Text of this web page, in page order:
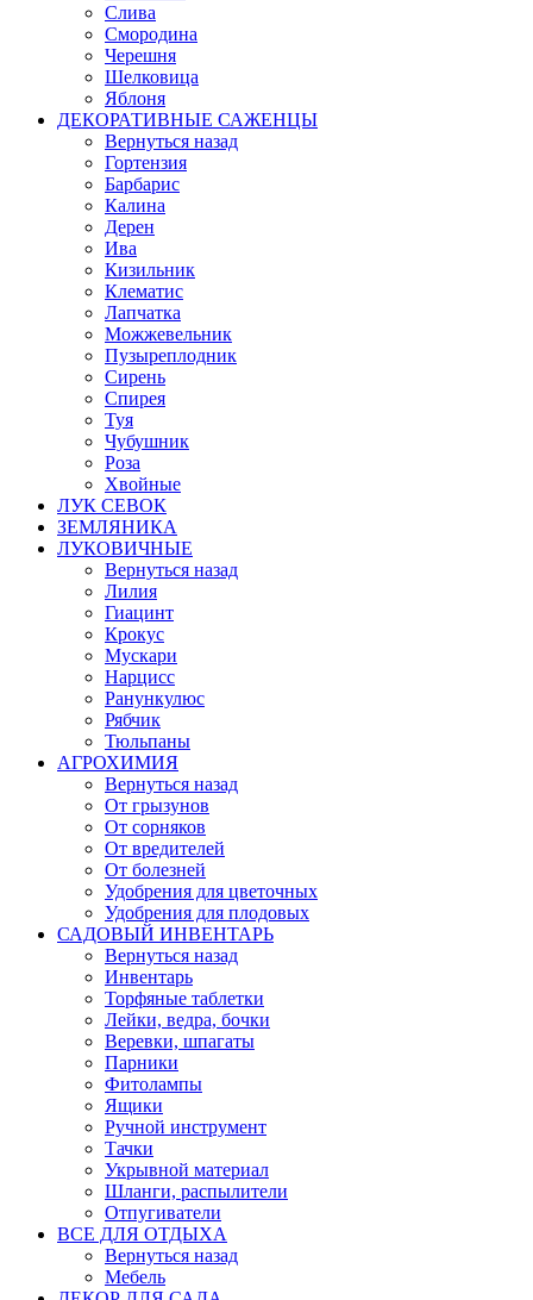
Слива
Смородина
Черешня
Шелковица
Яблоня
ДЕКОРАТИВНЫЕ САЖЕНЦЫ
Вернуться назад
Гортензия
Барбарис
Калина
Дерен
Ива
Кизильник
Клематис
Лапчатка
Можжевельник
Пузыреплодник
Сирень
Спирея
Туя
Чубушник
Роза
Хвойные
ЛУК СЕВОК
ЗЕМЛЯНИКА
ЛУКОВИЧНЫЕ
Вернуться назад
Лилия
Гиацинт
Крокус
Мускари
Нарцисс
Ранункулюс
Рябчик
Тюльпаны
АГРОХИМИЯ
Вернуться назад
От грызунов
От сорняков
От вредителей
От болезней
Удобрения для цветочных
Удобрения для плодовых
САДОВЫЙ ИНВЕНТАРЬ
Вернуться назад
Инвентарь
Торфяные таблетки
Лейки, ведра, бочки
Веревки, шпагаты
Парники
Фитолампы
Ящики
Ручной инструмент
Тачки
Укрывной материал
Шланги, распылители
Отпугиватели
ВСЕ ДЛЯ ОТДЫХА
Вернуться назад
Мебель